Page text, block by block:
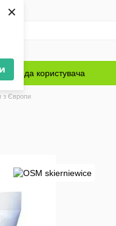
×
Угода користувача
з Європи